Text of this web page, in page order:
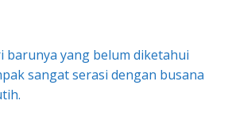
barunya yang belum diketahui
sangat serasi dengan busana